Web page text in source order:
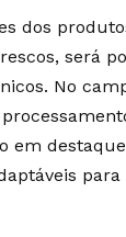
dos
será
No
em